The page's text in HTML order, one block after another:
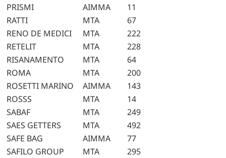
PRISMI
AIMMA
11
RATTI
MTA
67
RENO DE MEDICI
MTA
222
RETELIT
MTA
228
RISANAMENTO
MTA
64
ROMA
MTA
200
ROSETTI MARINO
AIMMA
143
ROSSS
MTA
14
SABAF
MTA
249
SAES GETTERS
MTA
492
SAFE BAG
AIMMA
77
SAFILO GROUP
MTA
295